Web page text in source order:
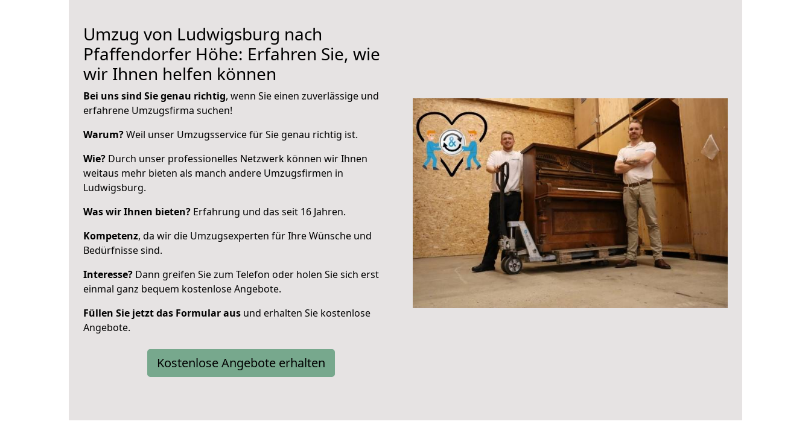
Umzug von Ludwigsburg nach
Pfaffendorfer Höhe: Erfahren Sie, wie
wir Ihnen helfen können
Bei uns sind Sie genau richtig, wenn Sie einen zuverlässige und
erfahrene Umzugsfirma suchen!
Warum?Weil unser Umzugsservice für Sie genau richtig ist.
Wie? Durch unser professionelles Netzwerk können wir Ihnen
weitaus mehr bieten als manch andere Umzugsfirmen in
Ludwigsburg.
Was wir Ihnen bieten? Erfahrung und das seit 16 Jahren.
Kompetenz, da wir die Umzugsexperten für Ihre Wünsche und
Bedürfnisse sind.
Interesse? Dann greifen Sie zum Telefon oder holen Sie sich erst
einmal ganz bequem kostenlose Angebote.
Füllen Sie jetzt das Formular aus und erhalten Sie kostenlose
Angebote.
Kostenlose Angebote erhalten